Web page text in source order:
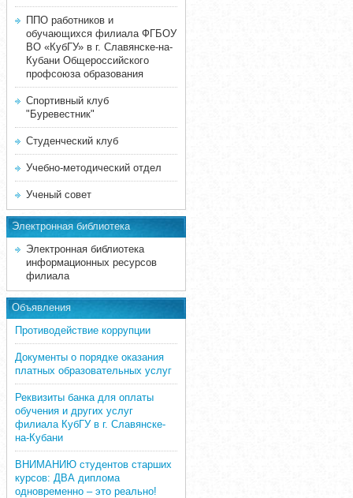
ППО работников и
обучающихся филиала ФГБОУ
ВО «КубГУ» в г. Славянске-на-
Кубани Общероссийского
профсоюза образования
Спортивный клуб
"Буревестник"
Студенческий клуб
Учебно-методический отдел
Ученый совет
Электронная библиотека
Электронная библиотека
информационных ресурсов
филиала
Объявления
Противодействие коррупции
Документы о порядке оказания
платных образовательных услуг
Реквизиты банка для оплаты
обучения и других услуг
филиала КубГУ в г. Славянске-
на-Кубани
ВНИМАНИЮ студентов старших
курсов: ДВА диплома
одновременно – это реально!